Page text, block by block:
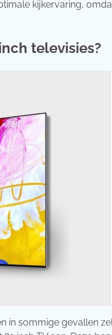
kijkervaring,
televisies?
in sommige gevallen